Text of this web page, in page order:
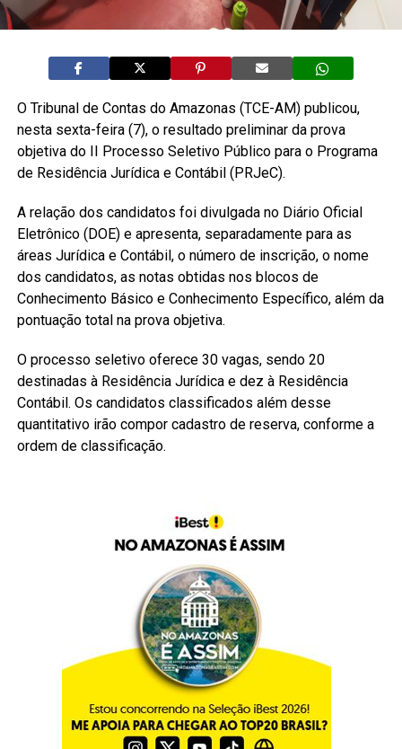
O Tribunal de Contas do Amazonas (TCE-AM) publicou,
nesta sexta-feira (7), o resultado preliminar da prova
objetiva do II Processo Seletivo Público para o Programa
de Residência Jurídica e Contábil (PRJeC).
A relação dos candidatos foi divulgada no Diário Oficial
Eletrônico (DOE) e apresenta, separadamente para as
áreas Jurídica e Contábil, o número de inscrição, o nome
dos candidatos, as notas obtidas nos blocos de
Conhecimento Básico e Conhecimento Específico, além da
pontuação total na prova objetiva.
O processo seletivo oferece 30 vagas, sendo 20
destinadas à Residência Jurídica e dez à Residência
Contábil. Os candidatos classificados além desse
quantitativo irão compor cadastro de reserva, conforme a
ordem de classificação.